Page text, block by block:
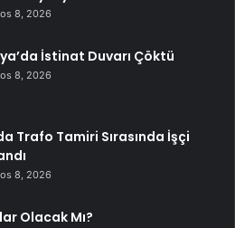
8, 2026
İstinat Duvarı Çöktü
8, 2026
Trafo Tamiri Sırasında İşçi
8, 2026
Olacak Mı?